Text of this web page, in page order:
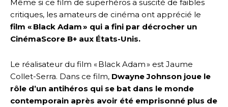
Même si ce film de superhéros a suscité de faibles
critiques, les amateurs de cinéma ont apprécié le
film « Black Adam » qui a fini par décrocher un
CinémaScore B+ aux États-Unis.
Le réalisateur du film « Black Adam » est Jaume
Collet-Serra. Dans ce film, Dwayne Johnson joue le
rôle d’un antihéros qui se bat dans le monde
contemporain après avoir été emprisonné plus de